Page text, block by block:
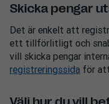
Skicka pengar
Det är enkelt att
ett tillförlitligt och
vill skicka pengar
registreringssida för